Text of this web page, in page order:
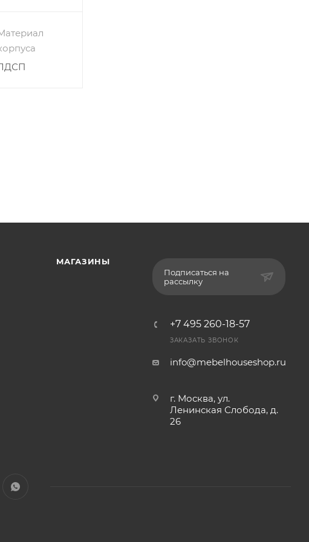
МАГАЗИНЫ
Подписаться на
рассылку
+7 495 260-18-57
ЗАКАЗАТЬ ЗВОНОК
info@mebelhouseshop.ru
г. Москва, ул.
Ленинская Слобода, д.
26